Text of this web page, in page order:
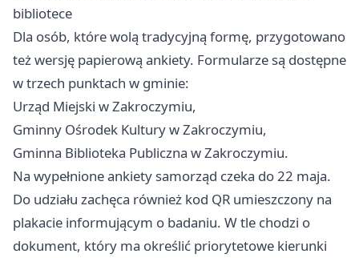
bibliotece
Dla osób, które wolą tradycyjną formę, przygotowano
też wersję papierową ankiety. Formularze są dostępne
w trzech punktach w gminie:
Urząd Miejski w Zakroczymiu,
Gminny Ośrodek Kultury w Zakroczymiu,
Gminna Biblioteka Publiczna w Zakroczymiu.
Na wypełnione ankiety samorząd czeka do 22 maja.
Do udziału zachęca również kod QR umieszczony na
plakacie informującym o badaniu. W tle chodzi o
dokument, który ma określić priorytetowe kierunki